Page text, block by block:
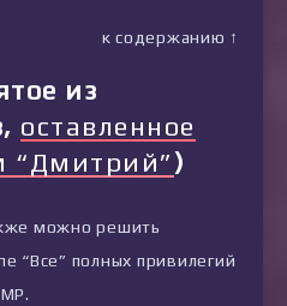
к содержанию ↑
из
оставленное
“Дмитрий”)
можно решить
“Все” полных привилегий